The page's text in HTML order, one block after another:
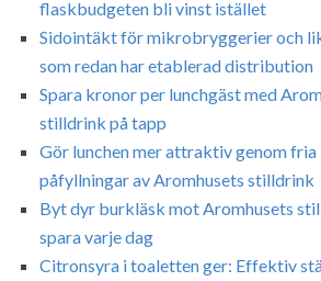
flaskbudgeten bli vinst istället
Sidointäkt för mikrobryggerier och
som redan har etablerad distribution
Spara kronor per lunchgäst med
stilldrink på tapp
Gör lunchen mer attraktiv genom fria
påfyllningar av Aromhusets stilldrink
Byt dyr burkläsk mot Aromhusets
spara varje dag
Citronsyra i toaletten ger: Effektiv